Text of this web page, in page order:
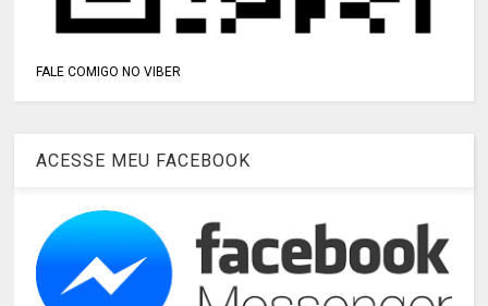
FALE COMIGO NO VIBER
ACESSE MEU FACEBOOK